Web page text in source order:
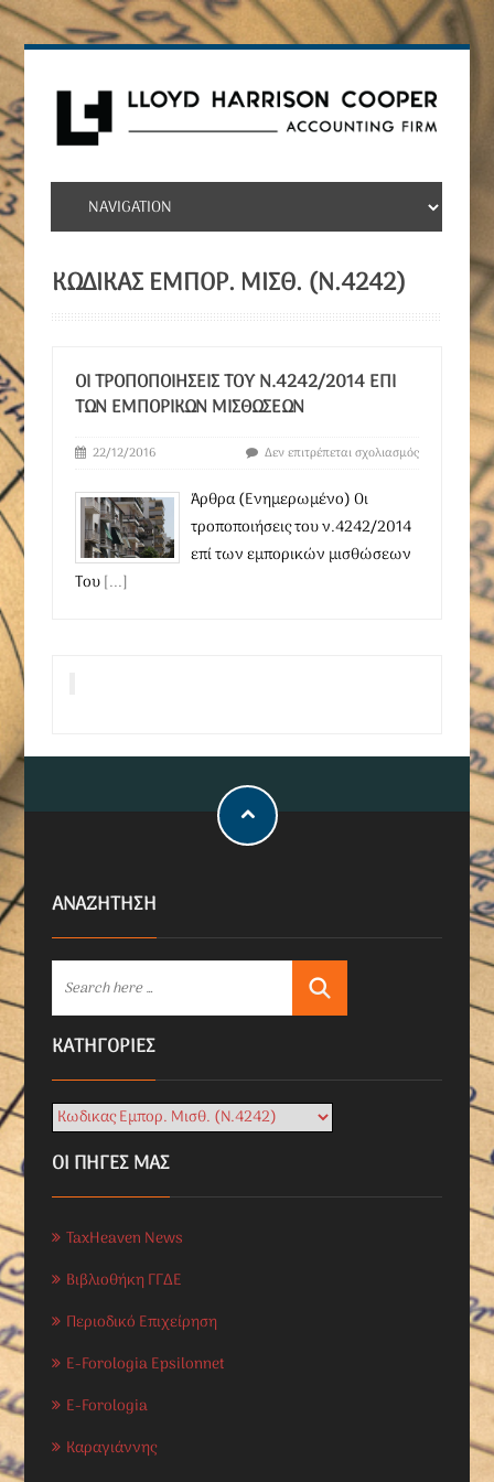
ΚΩΔΙΚΑΣ ΕΜΠΟΡ. ΜΙΣΘ. (Ν.4242)
ΟΙ ΤΡΟΠΟΠΟΙΉΣΕΙΣ ΤΟΥ Ν.4242/2014 ΕΠΊ
ΤΩΝ ΕΜΠΟΡΙΚΏΝ ΜΙΣΘΏΣΕΩΝ
22/12/2016 Δεν επιτρέπεται σχολιασμός
Άρθρα (Ενημερωμένο) Οι
τροποποιήσεις του ν.4242/2014
επί των εμπορικών μισθώσεων
Του[...]
ΑΝΑΖΗΤΗΣΗ
KΑΤΗΓΟΡΊΕΣ
ΟΙ ΠΗΓΕΣ ΜΑΣ
TaxHeaven News
Βιβλιοθήκη ΓΓΔΕ
Περιοδικό Επιχείρηση
E-Forologia Epsilonnet
E-Forologia
Καραγιάννης